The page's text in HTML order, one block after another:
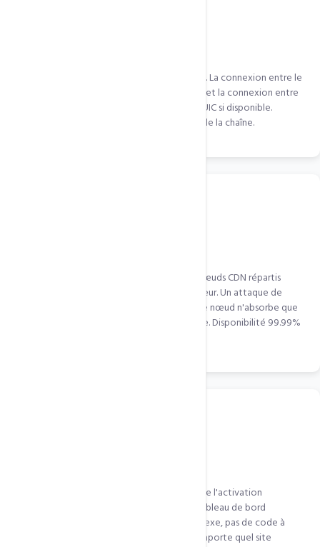
QUIC.cloud utilise HTTP/3 sur tous ses nœuds. La connexion entre le
visiteur et le nœud CDN utilise QUIC (0-RTT), et la connexion entre
le nœud CDN et votre serveur utilise aussi QUIC si disponible.
Double gain de protocole à chaque niveau de la chaîne.
Les attaques DDoS sont absorbées par les nœuds CDN répartis
mondialement avant d'atteindre votre serveur. Un attaque de
100Gbps est répartie sur 50 nœuds — chaque nœud n'absorbe que
2Gbps. Votre serveur ne voit jamais l'attaque. Disponibilité 99.99%
Le plugin LiteSpeed Cache WordPress intègre l'activation
QUIC.cloud en quelques clics depuis votre tableau de bord
WordPress. Pas de configuration DNS complexe, pas de code à
modifier. Actif en moins de 5 minutes sur n'importe quel site